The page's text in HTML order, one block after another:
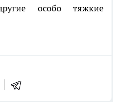
особо тяжкие